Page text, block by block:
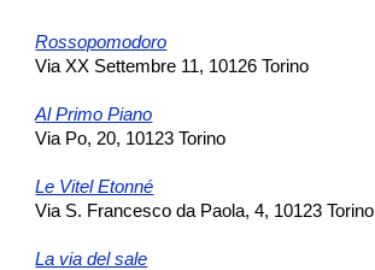
Rossopomodoro
Via XX Settembre 11, 10126 Torino
Al Primo Piano
Via Po, 20, 10123 Torino
Le Vitel Etonné
Via S. Francesco da Paola, 4, 10123 Torino
La via del sale